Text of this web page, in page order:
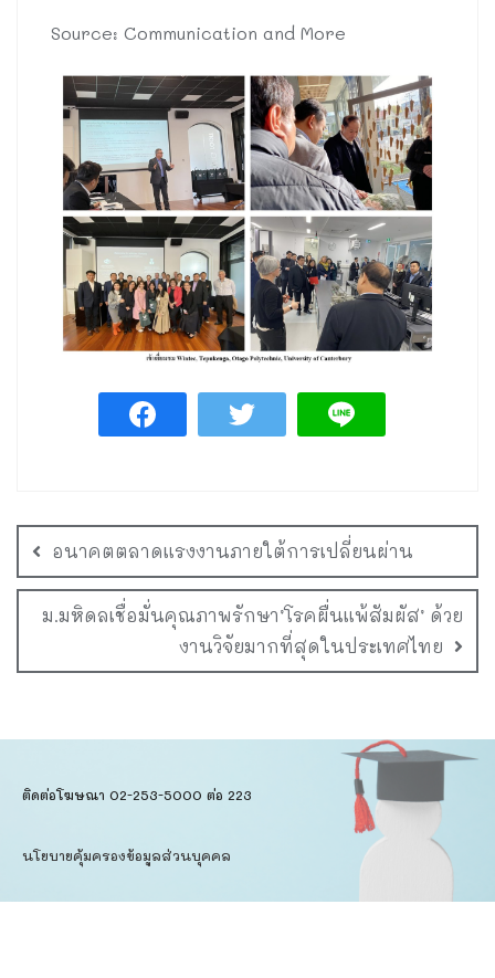
Source: Communication and More
อนาคตตลาดแรงงานภายใต้การเปลี่ยนผ่าน
ม.มหิดลเชื่อมั่นคุณภาพรักษา’โรคผื่นแพ้สัมผัส’ ด้วย
งานวิจัยมากที่สุดในประเทศไทย
ติดต่อโฆษณา 02-253-5000​ ต่อ 223
นโยบายคุ้มครองข้อมูลส่วนบุคคล​